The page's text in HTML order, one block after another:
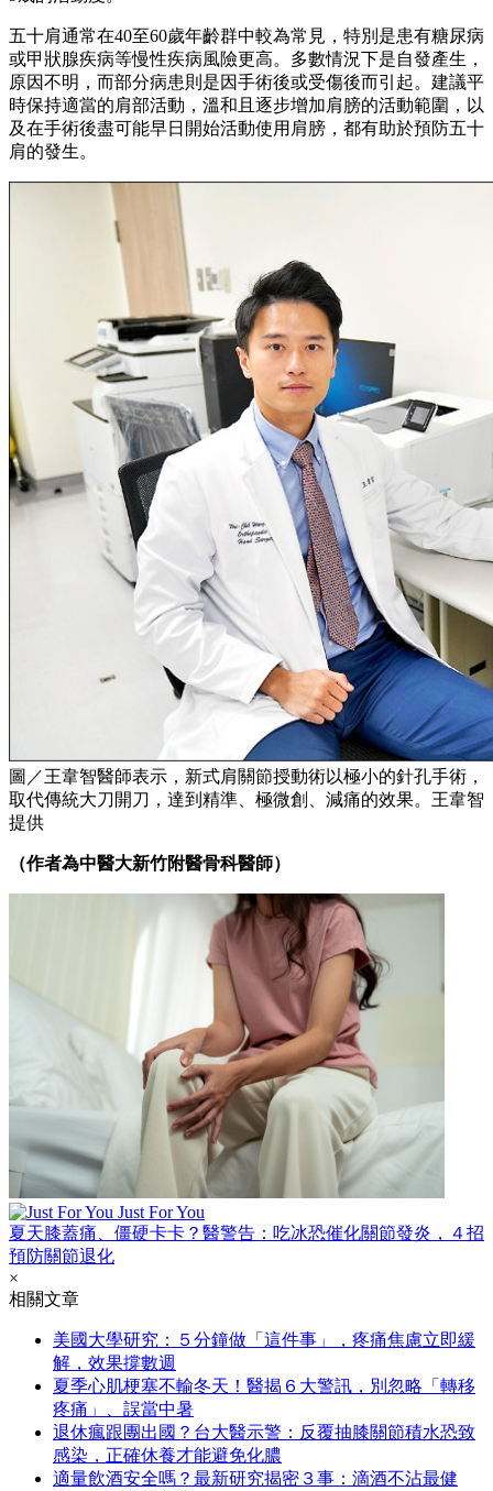
五十肩通常在40至60歲年齡群中較為常見，特別是患有糖尿病
或甲狀腺疾病等慢性疾病風險更高。多數情況下是自發產生，
原因不明，而部分病患則是因手術後或受傷後而引起。建議平
時保持適當的肩部活動，溫和且逐步增加肩膀的活動範圍，以
及在手術後盡可能早日開始活動使用肩膀，都有助於預防五十
肩的發生。
圖／王韋智醫師表示，新式肩關節授動術以極小的針孔手術，
取代傳統大刀開刀，達到精準、極微創、減痛的效果。王韋智
提供
（作者為中醫大新竹附醫骨科醫師）
Just For You
夏天膝蓋痛、僵硬卡卡？醫警告：吃冰恐催化關節發炎，４招
預防關節退化
×
相關文章
美國大學研究：５分鐘做「這件事」，疼痛焦慮立即緩
解，效果撐數週
夏季心肌梗塞不輸冬天！醫揭６大警訊，別忽略「轉移
疼痛」、誤當中暑
退休瘋跟團出國？台大醫示警：反覆抽膝關節積水恐致
感染，正確休養才能避免化膿
適量飲酒安全嗎？最新研究揭密３事：滴酒不沾最健